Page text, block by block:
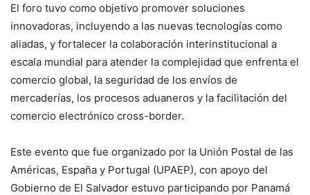
El foro tuvo como objetivo promover soluciones
innovadoras, incluyendo a las nuevas tecnologías como
aliadas, y fortalecer la colaboración interinstitucional a
escala mundial para atender la complejidad que enfrenta el
comercio global, la seguridad de los envíos de
mercaderías, los procesos aduaneros y la facilitación del
comercio electrónico cross-border.
Este evento que fue organizado por la Unión Postal de las
Américas, España y Portugal (UPAEP), con apoyo del
Gobierno de El Salvador estuvo participando por Panamá